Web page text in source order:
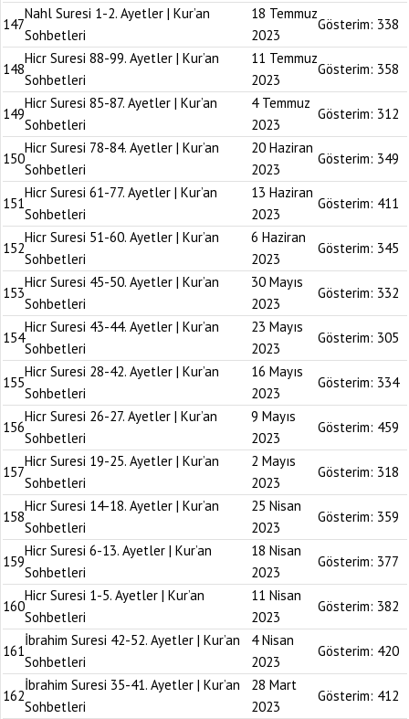
147
Nahl Suresi 1-2. Ayetler | Kur’an
Sohbetleri
18 Temmuz
2023
Gösterim: 338
148
Hicr Suresi 88-99. Ayetler | Kur’an
Sohbetleri
11 Temmuz
2023
Gösterim: 358
149
Hicr Suresi 85-87. Ayetler | Kur’an
Sohbetleri
4 Temmuz
2023
Gösterim: 312
150
Hicr Suresi 78-84. Ayetler | Kur’an
Sohbetleri
20 Haziran
2023
Gösterim: 349
151
Hicr Suresi 61-77. Ayetler | Kur’an
Sohbetleri
13 Haziran
2023
Gösterim: 411
152
Hicr Suresi 51-60. Ayetler | Kur’an
Sohbetleri
6 Haziran
2023
Gösterim: 345
153
Hicr Suresi 45-50. Ayetler | Kur’an
Sohbetleri
30 Mayıs
2023
Gösterim: 332
154
Hicr Suresi 43-44. Ayetler | Kur’an
Sohbetleri
23 Mayıs
2023
Gösterim: 305
155
Hicr Suresi 28-42. Ayetler | Kur’an
Sohbetleri
16 Mayıs
2023
Gösterim: 334
156
Hicr Suresi 26-27. Ayetler | Kur’an
Sohbetleri
9 Mayıs
2023
Gösterim: 459
157
Hicr Suresi 19-25. Ayetler | Kur’an
Sohbetleri
2 Mayıs
2023
Gösterim: 318
158
Hicr Suresi 14-18. Ayetler | Kur’an
Sohbetleri
25 Nisan
2023
Gösterim: 359
159
Hicr Suresi 6-13. Ayetler | Kur’an
Sohbetleri
18 Nisan
2023
Gösterim: 377
160
Hicr Suresi 1-5. Ayetler | Kur’an
Sohbetleri
11 Nisan
2023
Gösterim: 382
161
İbrahim Suresi 42-52. Ayetler | Kur’an
Sohbetleri
4 Nisan
2023
Gösterim: 420
162
İbrahim Suresi 35-41. Ayetler | Kur’an
Sohbetleri
28 Mart
2023
Gösterim: 412